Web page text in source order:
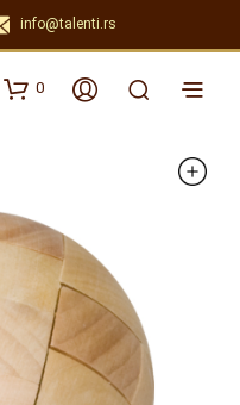
info@talenti.rs
0